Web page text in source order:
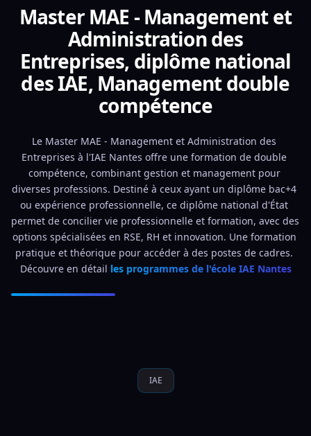
Master MAE - Management et
Administration des
Entreprises, diplôme national
des IAE, Management double
compétence
Le Master MAE - Management et Administration des
Entreprises à l'IAE Nantes offre une formation de double
compétence, combinant gestion et management pour
diverses professions. Destiné à ceux ayant un diplôme bac+4
ou expérience professionnelle, ce diplôme national d'État
permet de concilier vie professionnelle et formation, avec des
options spécialisées en RSE, RH et innovation. Une formation
pratique et théorique pour accéder à des postes de cadres.
Découvre en détail les programmes de l'école IAE Nantes
IAE